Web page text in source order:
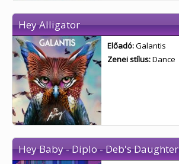
Hey Alligator
Előadó:Galantis
Zenei stílus:Dance
Hey Baby - Diplo - Deb's Daughter